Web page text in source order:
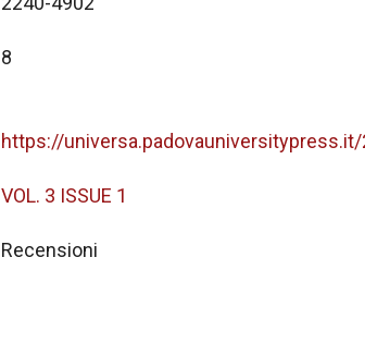
8
https://
VOL. 3 ISSUE 1
Recensioni